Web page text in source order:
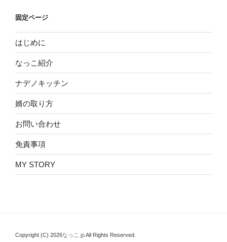
固定ページ
はじめに
なっこ紹介
ナデノキッチン
婿の取り方
お問い合わせ
免責事項
MY STORY
Copyright (C) 2026なっこ.jpAll Rights Reserved.